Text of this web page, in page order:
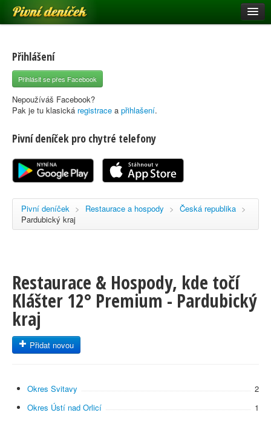
Pivní deníček
Pivní mapa
Pivní značky
Nápověda
Registrace
Přihlášení
Přihlásit se přes Facebook
Nepoužíváš Facebook?
Pak je tu klasická registrace a přihlašení.
Pivní deníček pro chytré telefony
Pivní deníček > Restaurace a hospody > Česká republika >
Pardubický kraj
Restaurace & Hospody, kde točí
Klášter 12° Premium - Pardubický
kraj
Přidat novou
Okres Svitavy
2
Okres Ústí nad Orlicí
1